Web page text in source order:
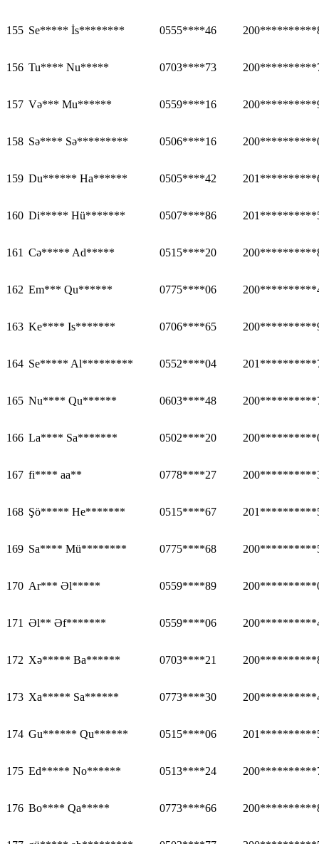
155 Se***** İs******** 0555****46
156 Tu**** Nu***** 0703****73
157 Və*** Mu****** 0559****16
158 Sə**** Sə********* 0506****16
159 Du****** Ha****** 0505****42
160 Di***** Hü******* 0507****86
161 Cə***** Ad***** 0515****20
162 Em*** Qu****** 0775****06
163 Ke**** Is******* 0706****65
164 Se***** Al********* 0552****04
165 Nu**** Qu****** 0603****48
166 La**** Sa******* 0502****20
167 fi**** aa** 0778****27
168 Şö***** He******* 0515****67
169 Sa**** Mü******** 0775****68
170 Ar*** Əl***** 0559****89
171 Əl** Əf******* 0559****06
172 Xə***** Ba****** 0703****21
173 Xa***** Sa****** 0773****30
174 Gu****** Qu****** 0515****06
175 Ed***** No****** 0513****24
176 Bo**** Qa***** 0773****66